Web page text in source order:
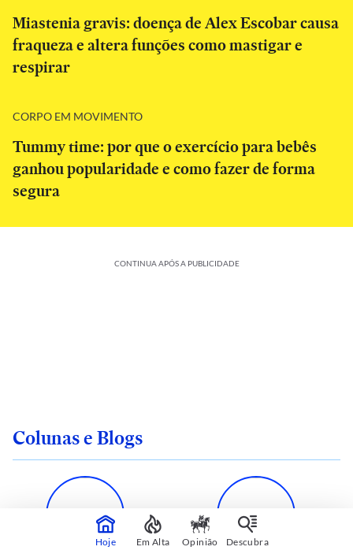
Miastenia gravis: doença de Alex Escobar causa
fraqueza e altera funções como mastigar e
respirar
CORPO EM MOVIMENTO
Tummy time: por que o exercício para bebês
ganhou popularidade e como fazer de forma
segura
CONTINUA APÓS A PUBLICIDADE
Colunas e Blogs
Hoje Em Alta Opinião Descubra